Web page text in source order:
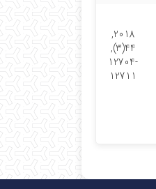
2018,
44(3),
12704-
12711